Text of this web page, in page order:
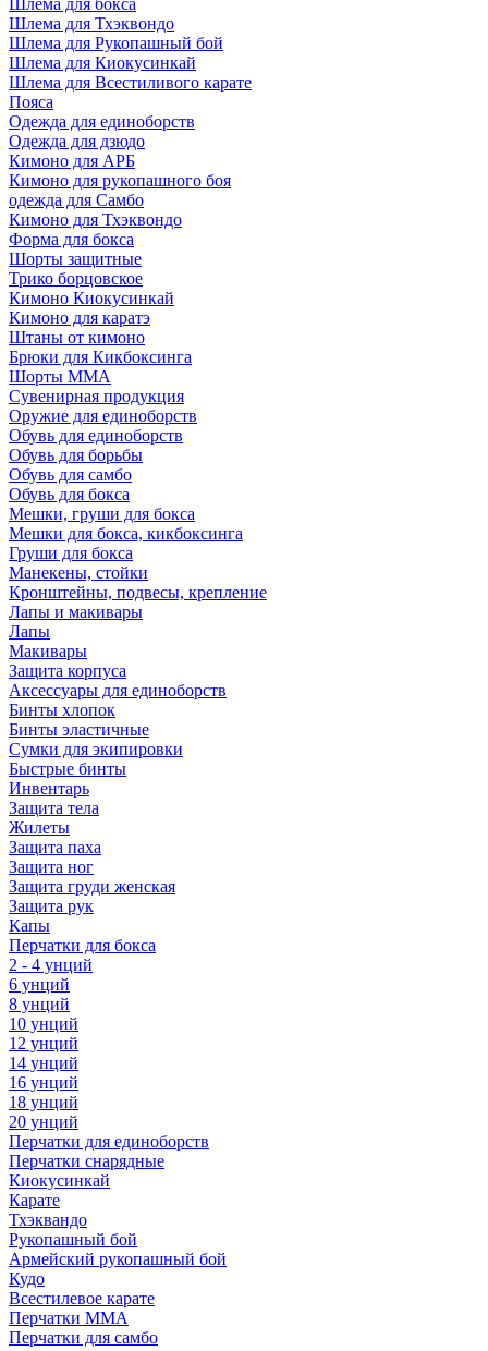
Шлема для бокса
Шлема для Тхэквондо
Шлема для Рукопашный бой
Шлема для Киокусинкай
Шлема для Всестиливого карате
Пояса
Одежда для единоборств
Одежда для дзюдо
Кимоно для АРБ
Кимоно для рукопашного боя
одежда для Самбо
Кимоно для Тхэквондо
Форма для бокса
Шорты защитные
Трико борцовское
Кимоно Киокусинкай
Кимоно для каратэ
Штаны от кимоно
Брюки для Кикбоксинга
Шорты ММА
Сувенирная продукция
Оружие для единоборств
Обувь для единоборств
Обувь для борьбы
Обувь для самбо
Обувь для бокса
Мешки, груши для бокса
Мешки для бокса, кикбоксинга
Груши для бокса
Манекены, стойки
Кронштейны, подвесы, крепление
Лапы и макивары
Лапы
Макивары
Защита корпуса
Аксессуары для единоборств
Бинты хлопок
Бинты эластичные
Сумки для экипировки
Быстрые бинты
Инвентарь
Защита тела
Жилеты
Защита паха
Защита ног
Защита груди женская
Защита рук
Капы
Перчатки для бокса
2 - 4 унций
6 унций
8 унций
10 унций
12 унций
14 унций
16 унций
18 унций
20 унций
Перчатки для единоборств
Перчатки снарядные
Киокусинкай
Карате
Тхэквандо
Рукопашный бой
Армейский рукопашный бой
Кудо
Всестилевое карате
Перчатки MMA
Перчатки для самбо